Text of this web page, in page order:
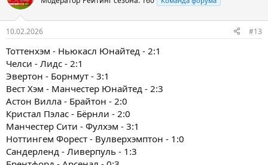
10.02.2026 #13
Тоттенхэм - Ньюкасл Юнайтед - 2:1
Челси - Лидс - 2:1
Эвертон - Борнмут - 3:1
Вест Хэм - Манчестер Юнайтед - 2:3
Астон Вилла - Брайтон - 2:0
Кристал Пэлас - Бёрнли - 2:0
Манчестер Сити - Фулхэм - 3:1
Ноттингем Форест - Вулверхэмптон - 1:0
Сандерленд - Ливерпуль - 1:3